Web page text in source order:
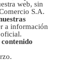
web, sin
S.A.
a información
oficial.